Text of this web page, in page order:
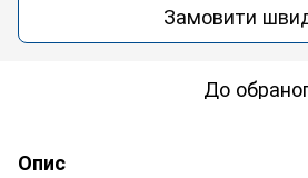
Замовити
До
Опис